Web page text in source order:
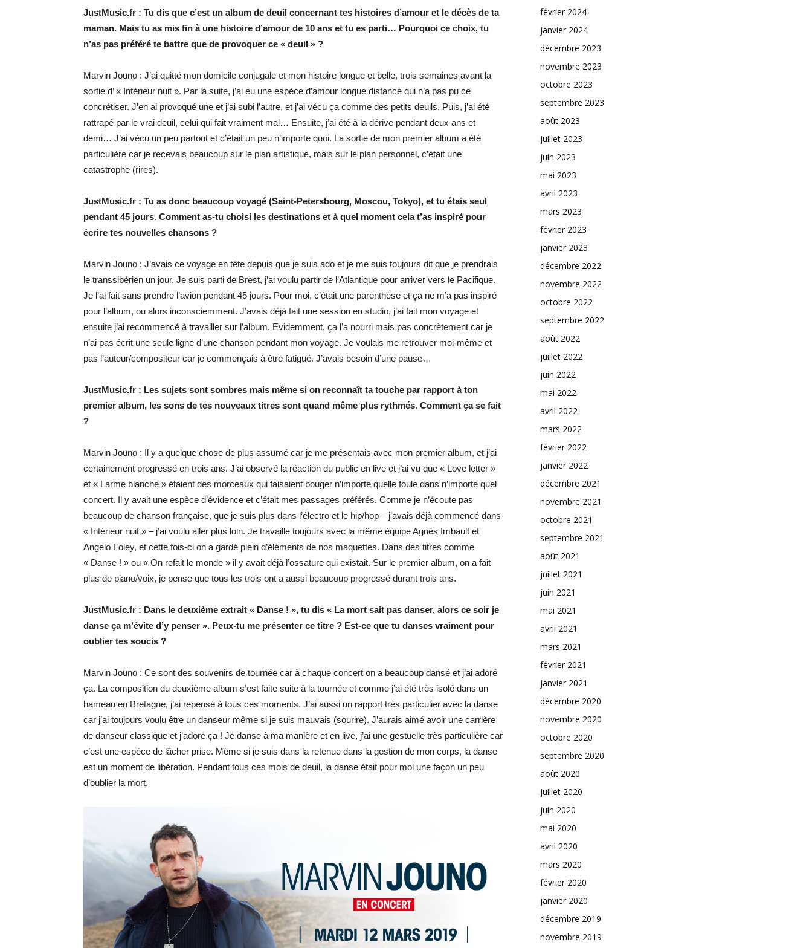
JustMusic.fr : Tu dis que c’est un album de deuil concernant tes histoires d’amour et le décès de ta
maman. Mais tu as mis fin à une histoire d’amour de 10 ans et tu es parti… Pourquoi ce choix, tu
n’as pas préféré te battre que de provoquer ce « deuil » ?
Marvin Jouno : J’ai quitté mon domicile conjugale et mon histoire longue et belle, trois semaines avant la
sortie d’ « Intérieur nuit ». Par la suite, j’ai eu une espèce d’amour longue distance qui n’a pas pu ce
concrétiser. J’en ai provoqué une et j’ai subi l’autre, et j’ai vécu ça comme des petits deuils. Puis, j’ai été
rattrapé par le vrai deuil, celui qui fait vraiment mal… Ensuite, j’ai été à la dérive pendant deux ans et
demi… J’ai vécu un peu partout et c’était un peu n’importe quoi. La sortie de mon premier album a été
particulière car je recevais beaucoup sur le plan artistique, mais sur le plan personnel, c’était une
catastrophe (rires).
JustMusic.fr : Tu as donc beaucoup voyagé (Saint-Petersbourg, Moscou, Tokyo), et tu étais seul
pendant 45 jours. Comment as-tu choisi les destinations et à quel moment cela t’as inspiré pour
écrire tes nouvelles chansons ?
Marvin Jouno : J’avais ce voyage en tête depuis que je suis ado et je me suis toujours dit que je prendrais
le transsibérien un jour. Je suis parti de Brest, j’ai voulu partir de l’Atlantique pour arriver vers le Pacifique.
Je l’ai fait sans prendre l’avion pendant 45 jours. Pour moi, c’était une parenthèse et ça ne m’a pas inspiré
pour l’album, ou alors inconsciemment. J’avais déjà fait une session en studio, j’ai fait mon voyage et
ensuite j’ai recommencé à travailler sur l’album. Evidemment, ça l’a nourri mais pas concrètement car je
n’ai pas écrit une seule ligne d’une chanson pendant mon voyage. Je voulais me retrouver moi-même et
pas l’auteur/compositeur car je commençais à être fatigué. J’avais besoin d’une pause…
JustMusic.fr : Les sujets sont sombres mais même si on reconnaît ta touche par rapport à ton
premier album, les sons de tes nouveaux titres sont quand même plus rythmés. Comment ça se fait
?
Marvin Jouno : Il y a quelque chose de plus assumé car je me présentais avec mon premier album, et j’ai
certainement progressé en trois ans. J’ai observé la réaction du public en live et j’ai vu que « Love letter »
et « Larme blanche » étaient des morceaux qui faisaient bouger n’importe quelle foule dans n’importe quel
concert. Il y avait une espèce d’évidence et c’était mes passages préférés. Comme je n’écoute pas
beaucoup de chanson française, que je suis plus dans l’électro et le hip/hop – j’avais déjà commencé dans
« Intérieur nuit » – j’ai voulu aller plus loin. Je travaille toujours avec la même équipe Agnès Imbault et
Angelo Foley, et cette fois-ci on a gardé plein d’éléments de nos maquettes. Dans des titres comme
« Danse ! » ou « On refait le monde » il y avait déjà l’ossature qui existait. Sur le premier album, on a fait
plus de piano/voix, je pense que tous les trois ont a aussi beaucoup progressé durant trois ans.
JustMusic.fr : Dans le deuxième extrait « Danse ! », tu dis « La mort sait pas danser, alors ce soir je
danse ça m’évite d’y penser ». Peux-tu me présenter ce titre ? Est-ce que tu danses vraiment pour
oublier tes soucis ?
Marvin Jouno : Ce sont des souvenirs de tournée car à chaque concert on a beaucoup dansé et j’ai adoré
ça. La composition du deuxième album s’est faite suite à la tournée et comme j’ai été très isolé dans un
hameau en Bretagne, j’ai repensé à tous ces moments. J’ai aussi un rapport très particulier avec la danse
car j’ai toujours voulu être un danseur même si je suis mauvais (sourire). J’aurais aimé avoir une carrière
de danseur classique et j’adore ça ! Je danse à ma manière et en live, j’ai une gestuelle très particulière car
c’est une espèce de lâcher prise. Même si je suis dans la retenue dans la gestion de mon corps, la danse
est un moment de libération. Pendant tous ces mois de deuil, la danse était pour moi une façon un peu
d’oublier la mort.
février 2024
janvier 2024
décembre 2023
novembre 2023
octobre 2023
septembre 2023
août 2023
juillet 2023
juin 2023
mai 2023
avril 2023
mars 2023
février 2023
janvier 2023
décembre 2022
novembre 2022
octobre 2022
septembre 2022
août 2022
juillet 2022
juin 2022
mai 2022
avril 2022
mars 2022
février 2022
janvier 2022
décembre 2021
novembre 2021
octobre 2021
septembre 2021
août 2021
juillet 2021
juin 2021
mai 2021
avril 2021
mars 2021
février 2021
janvier 2021
décembre 2020
novembre 2020
octobre 2020
septembre 2020
août 2020
juillet 2020
juin 2020
mai 2020
avril 2020
mars 2020
février 2020
janvier 2020
décembre 2019
novembre 2019